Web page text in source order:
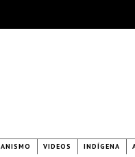
VIDEOS INDÍGENA